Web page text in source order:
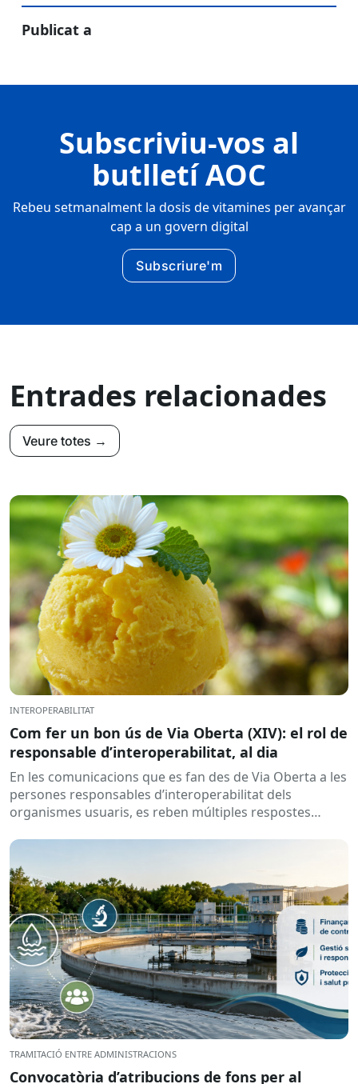
Publicat a
Subscriviu-vos al
butlletí AOC
Rebeu setmanalment la dosis de vitamines per avançar
cap a un govern digital
Subscriure'm
Entrades relacionades
Veure totes →
INTEROPERABILITAT
Com fer un bon ús de Via Oberta (XIV): el rol de
responsable d’interoperabilitat, al dia
En les comunicacions que es fan des de Via Oberta a les
persones responsables d’interoperabilitat dels
organismes usuaris, es reben múltiples respostes
TRAMITACIÓ ENTRE ADMINISTRACIONS
Convocatòria d’atribucions de fons per al